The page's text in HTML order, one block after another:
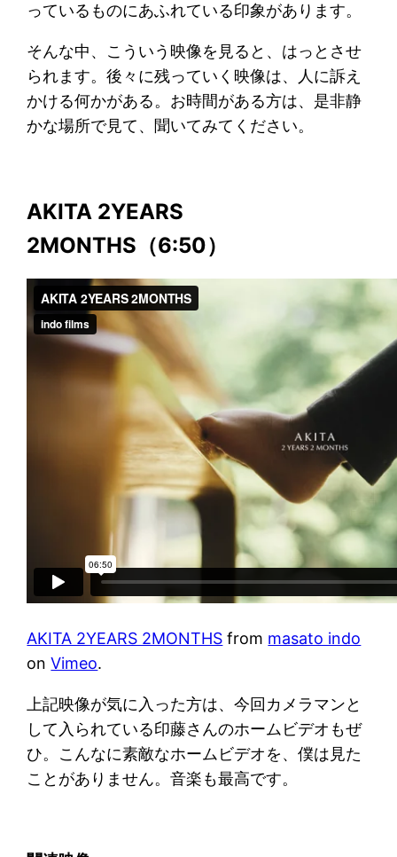
っているものにあふれている印象があります。
そんな中、こういう映像を見ると、はっとさせ
られます。後々に残っていく映像は、人に訴え
かける何かがある。お時間がある方は、是非静
かな場所で見て、聞いてみてください。
AKITA 2YEARS
2MONTHS（6:50）
AKITA 2YEARS 2MONTHS from masato indo
onVimeo.
上記映像が気に入った方は、今回カメラマンと
して入られている印藤さんのホームビデオもぜ
ひ。こんなに素敵なホームビデオを、僕は見た
ことがありません。音楽も最高です。